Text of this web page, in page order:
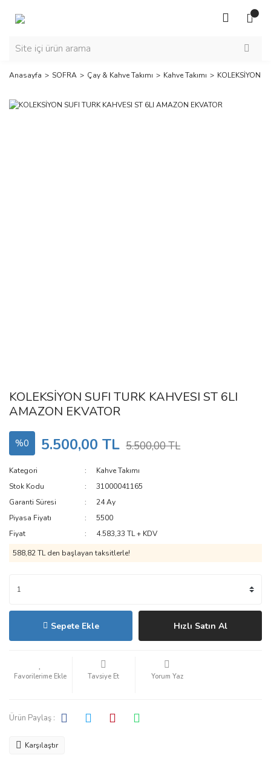
Anasayfa SOFRA Çay & Kahve Takımı Kahve Takımı KOLEKSİYON
KOLEKSİYON SUFI TURK KAHVESI ST 6LI
AMAZON EKVATOR
%0 5.500,00 TL 5.500,00 TL
Kategori
Kahve Takımı
Stok Kodu
31000041165
Garanti Süresi
24 Ay
Piyasa Fiyatı
5500
Fiyat
4.583,33 TL + KDV
588,82 TL den başlayan taksitlerle!
Sepete Ekle Hızlı Satın Al
Tavsiye Et Yorum Yaz
Ürün Paylaş :
Karşılaştır